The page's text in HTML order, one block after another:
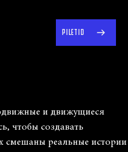
PILETID
и движущиеся
чтобы создавать
смешаны реальные истории